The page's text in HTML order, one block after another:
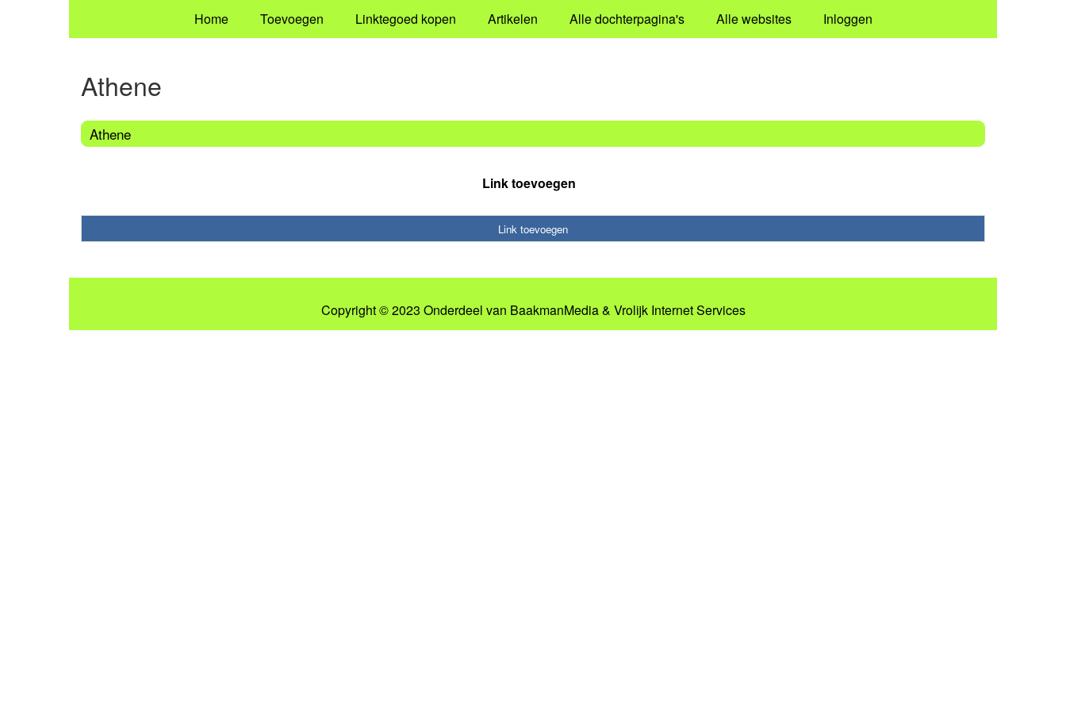
Home Toevoegen Linktegoed kopen Artikelen Alle dochterpagina's Alle websites Inloggen
Athene
Athene
Link toevoegen
Link toevoegen
Copyright © 2023 Onderdeel van BaakmanMedia& Vrolijk Internet Services